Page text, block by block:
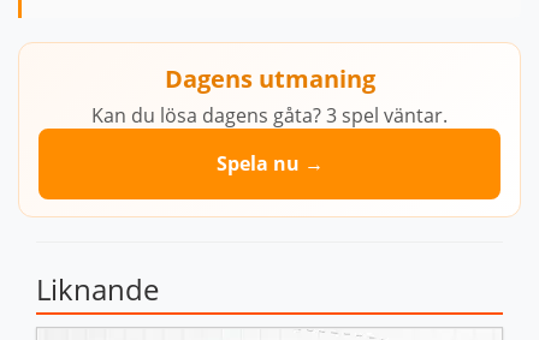
Dagens utmaning
Kan du lösa dagens gåta? 3 spel väntar.
Spela nu →
Liknande